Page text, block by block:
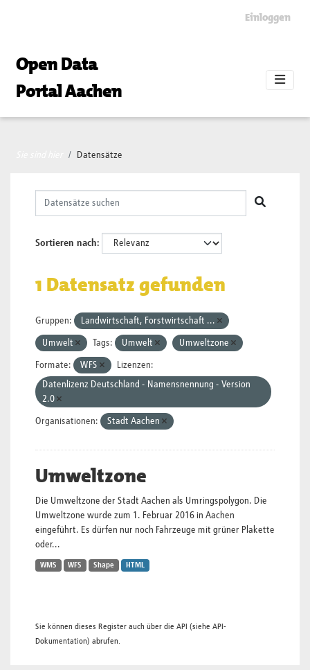
Einloggen
Open Data
Portal Aachen
Datensätze
Sortieren nach
1 Datensatz gefunden
Gruppen: Landwirtschaft, Forstwirtschaft ...
Umwelt Tags: Umwelt Umweltzone
Formate: WFS
Lizenzen:
Datenlizenz Deutschland - Namensnennung - Version
2.0
Organisationen: Stadt Aachen
Umweltzone
Die Umweltzone der Stadt Aachen als Umringspolygon. Die
Umweltzone wurde zum 1. Februar 2016 in Aachen
eingeführt. Es dürfen nur noch Fahrzeuge mit grüner Plakette
oder...
WMS WFS Shape HTML
Sie können dieses Register auch über die API (siehe API-
Dokumentation) abrufen.